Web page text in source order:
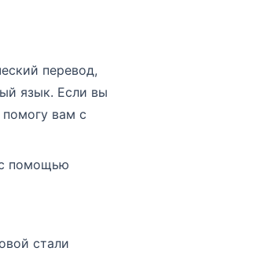
перевод,
язык. Если вы
вам с
с помощью
стали